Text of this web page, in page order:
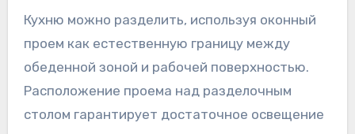
Кухню можно разделить, используя оконный
проем как естественную границу между
обеденной зоной и рабочей поверхностью.
Расположение проема над разделочным
столом гарантирует достаточное освещение